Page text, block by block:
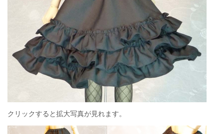
クリックすると拡大写真が見れます。